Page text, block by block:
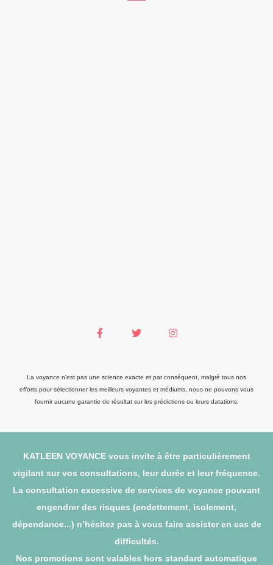
La voyance n'est pas une science exacte et par conséquent, malgré tous nos
efforts pour sélectionner les meilleurs voyantes et médiums, nous ne pouvons vous
fournir aucune garantie de résultat sur les prédictions ou leurs datations.
KATLEEN VOYANCE vous invite à être particulièrement
vigilant sur vos consultations, leur durée et leur fréquence.
La consultation excessive de services de voyance pouvant
engendrer des risques (endettement, isolement,
dépendance...) n’hésitez pas à vous faire assister en cas de
difficultés.
Nos promotions sont valables hors standard automatique